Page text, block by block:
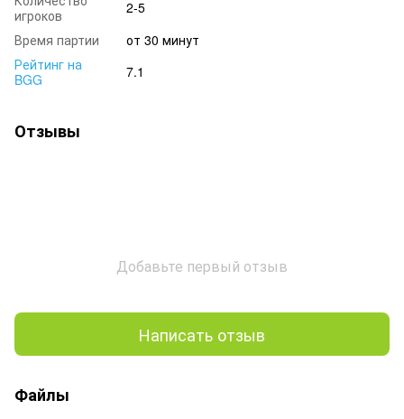
игроков
2-5
Время партии
от 30 минут
Рейтинг на
BGG
7.1
Отзывы
Добавьте первый отзыв
Написать отзыв
Файлы